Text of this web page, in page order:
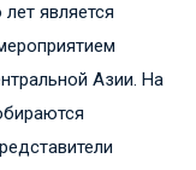
является
Азии. На